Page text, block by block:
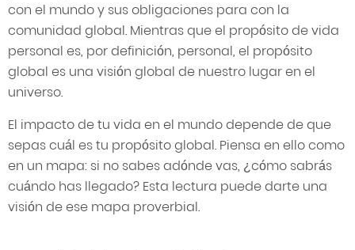
con el mundo y sus obligaciones para con la
comunidad global. Mientras que el propósito de vida
personal es, por definición, personal, el propósito
global es una visión global de nuestro lugar en el
universo.
El impacto de tu vida en el mundo depende de que
sepas cuál es tu propósito global. Piensa en ello como
en un mapa: si no sabes adónde vas, ¿cómo sabrás
cuándo has llegado? Esta lectura puede darte una
visión de ese mapa proverbial.